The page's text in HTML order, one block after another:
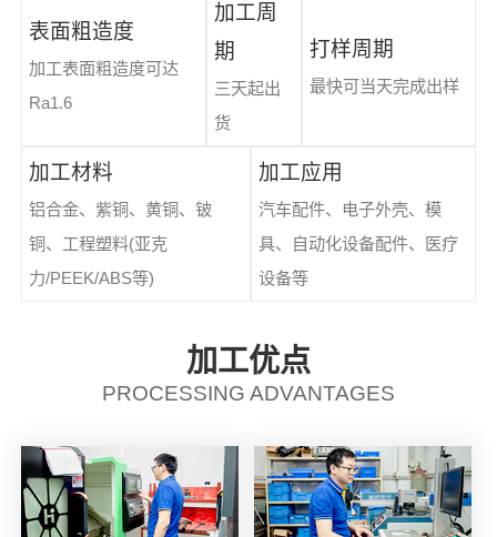
表面粗造度
加工表面粗造度可达
Ra1.6
加工周
期
三天起出
货
打样周期
最快可当天完成出样
加工材料
铝合金、紫铜、黄铜、铍
铜、工程塑料(亚克
力/PEEK/ABS等)
加工应用
汽车配件、电子外壳、模
具、自动化设备配件、医疗
设备等
加工优点
PROCESSING ADVANTAGES